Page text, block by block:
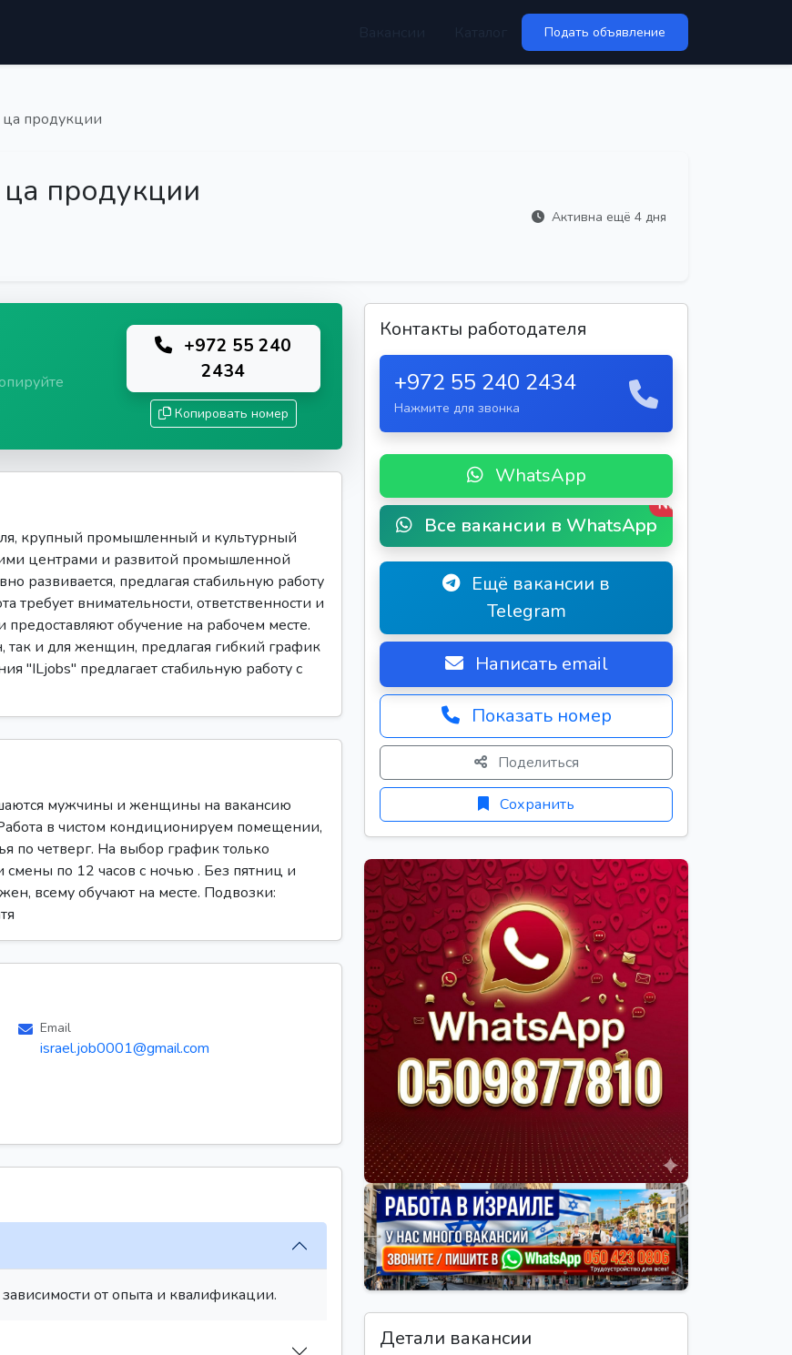
Подать объявление
продукции
продукции
Активна ещё 4 дня
+972 55 240
2434
Копировать номер
крупный промышленный и культурный
центрами и развитой промышленной
развивается, предлагая стабильную работу
требует внимательности, ответственности и
обучение на рабочем месте.
так и для женщин, предлагая гибкий график
"ILjobs" предлагает стабильную работу с
мужчины и женщины на вакансию
в чистом кондиционируем помещении,
по четверг. На выбор график только
по 12 часов с ночью . Без пятниц и
всему обучают на месте. Подвозки:
Email
israel.job0001@gmail.com
от опыта и квалификации.
Контакты работодателя
+972 55 240 2434
Нажмите для звонка
WhatsApp
Все вакансии в WhatsApp
New
Ещё вакансии в
Telegram
Написать email
Показать номер
Поделиться
Сохранить
Детали вакансии